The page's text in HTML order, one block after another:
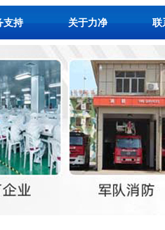
支持 关于力净 联